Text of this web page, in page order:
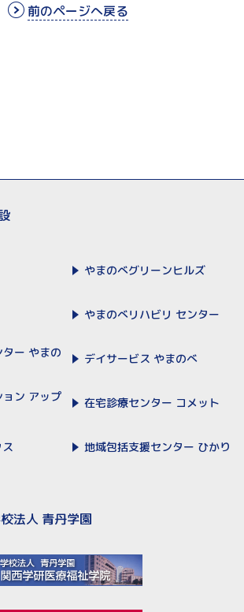
前のページへ戻る
やまのべグリーンヒルズ
やまのべリハビリ センター
ー やまの
デイサービス やまのべ
ン アップ
在宅診療センター コメット
地域包括支援センター ひかり
法人 青丹学園